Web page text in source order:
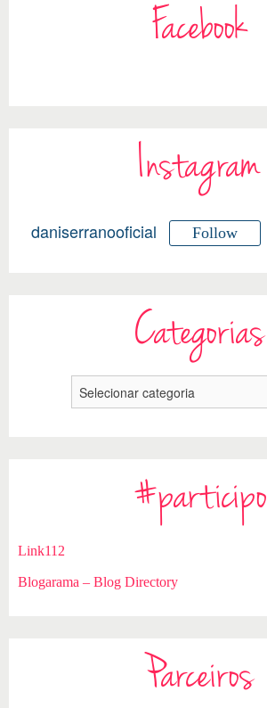
Facebook
Instagram
daniserranooficial Follow
Categorias
#participo
Link112
Blogarama – Blog Directory
Parceiros